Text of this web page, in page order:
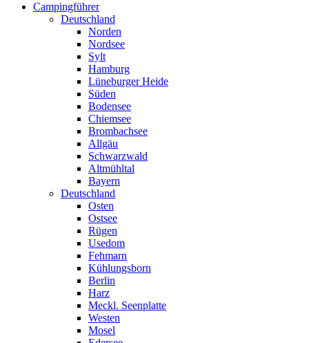
Campingführer
Deutschland
Norden
Nordsee
Sylt
Hamburg
Lüneburger Heide
Süden
Bodensee
Chiemsee
Brombachsee
Allgäu
Schwarzwald
Altmühltal
Bayern
Deutschland
Osten
Ostsee
Rügen
Usedom
Fehmarn
Kühlungsborn
Berlin
Harz
Meckl. Seenplatte
Westen
Mosel